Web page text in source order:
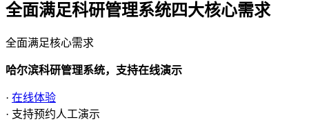
全面满足科研管理系统四大核心需求
全面满足核心需求
哈尔滨科研管理系统，支持在线演示
· 在线体验
· 支持预约人工演示